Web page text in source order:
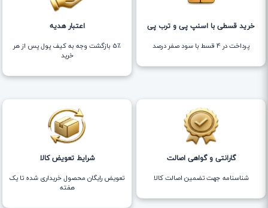
خرید قسطی با اسنپ پی و ترب پی
پرداخت در 4 قسط با سود صفر درصد
اعتبار هدیه
5٪ بازگشت وجه به کیف پول پس از هر
خرید
گارانتی و گواهی اصالت
شناسنامه جهت تضمین اصالت کالا
شرایط تعویض کالا
تعویض رایگان محصول خریداری شده تا یک
هفته